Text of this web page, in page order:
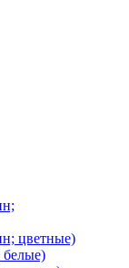
цветные)